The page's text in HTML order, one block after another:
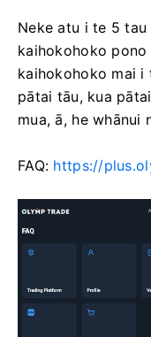
Neke atu i te 5 tau
kaihokohoko
kaihokohoko mai i
pātai tāu, kua
mua, ā, he whānui
FAQ: https://